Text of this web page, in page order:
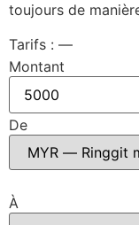
toujours de
Tarifs : —
Montant
De
À